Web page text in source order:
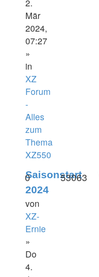
2.
Mär
2024,
07:27
»
in
XZ
Forum
-
Alles
zum
Thema
XZ550
Saisonstart
2024
von
XZ-
Ernie
»
Do
4.
0 53063